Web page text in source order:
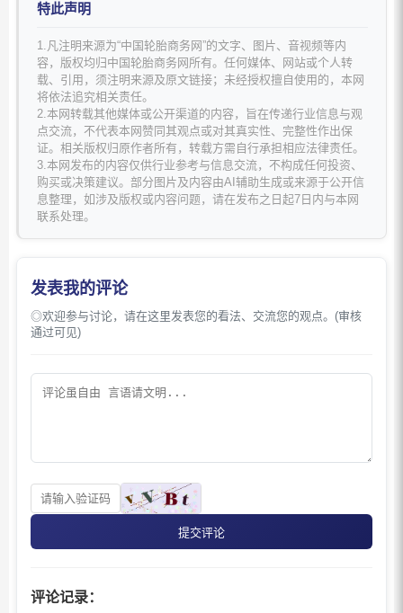
特此声明
1.凡注明来源为“中国轮胎商务网”的文字、图片、音视频等内
容，版权均归中国轮胎商务网所有。任何媒体、网站或个人转
载、引用，须注明来源及原文链接；未经授权擅自使用的，本网
将依法追究相关责任。
2.本网转载其他媒体或公开渠道的内容，旨在传递行业信息与观
点交流，不代表本网赞同其观点或对其真实性、完整性作出保
证。相关版权归原作者所有，转载方需自行承担相应法律责任。
3.本网发布的内容仅供行业参考与信息交流，不构成任何投资、
购买或决策建议。部分图片及内容由AI辅助生成或来源于公开信
息整理，如涉及版权或内容问题，请在发布之日起7日内与本网
联系处理。
发表我的评论
◎欢迎参与讨论，请在这里发表您的看法、交流您的观点。(审核
通过可见)
提交评论
评论记录：